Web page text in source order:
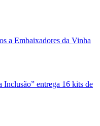
a Embaixadores da Vinha
Inclusão” entrega 16 kits de